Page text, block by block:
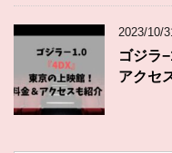
2023/10/
ゴジラ
アクセ